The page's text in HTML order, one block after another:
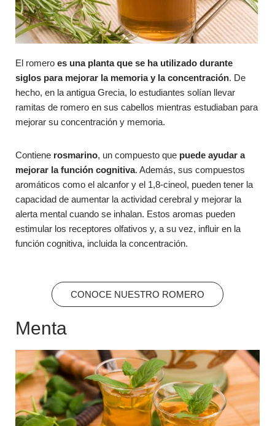
El romero es una planta que se ha utilizado durante
siglos para mejorar la memoria y la concentración. De
hecho, en la antigua Grecia, lo estudiantes solían llevar
ramitas de romero en sus cabellos mientras estudiaban para
mejorar su concentración y memoria.
Contiene rosmarino, un compuesto que puede ayudar a
mejorar la función cognitiva. Además, sus compuestos
aromáticos como el alcanfor y el 1,8-cineol, pueden tener la
capacidad de aumentar la actividad cerebral y mejorar la
alerta mental cuando se inhalan. Estos aromas pueden
estimular los receptores olfativos y, a su vez, influir en la
función cognitiva, incluida la concentración.
CONOCE NUESTRO ROMERO
Menta